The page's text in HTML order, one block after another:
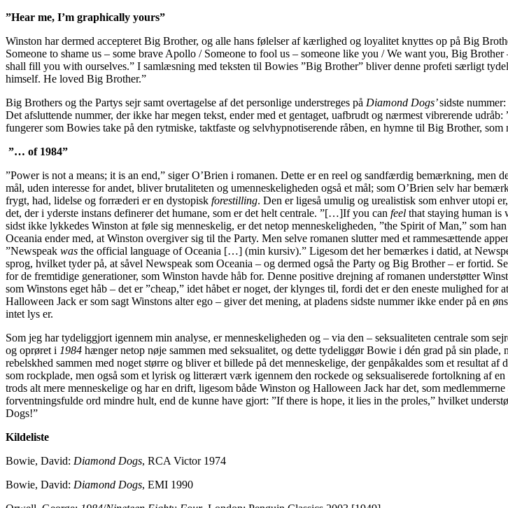
”Hear me, I’m graphically yours”
Winston har dermed accepteret Big Brother, og alle hans følelser af kærlighed og loyalitet knyttes op på Big
Someone to shame us – some brave Apollo / Someone to fool us – someone like you / We want you, Big
shall fill you with ourselves.” I samlæsning med teksten til Bowies ”Big Brother” bliver denne profeti særligt
himself. He loved Big Brother.”
Big Brothers og the Partys sejr samt overtagelse af det personlige understreges på Diamond Dogs’sidste
Det afsluttende nummer, der ikke har megen tekst, ender med et gentaget, uafbrudt og nærmest vibrerende
fungerer som Bowies take på den rytmiske, taktfaste og selvhypnotiserende råben, en hymne til Big Brother,
”… of 1984”
”Power is not a means; it is an end,” siger O’Brien i romanen. Dette er en reel og sandfærdig bemærkning, men
mål, uden interesse for andet, bliver brutaliteten og umenneskeligheden også et mål; som O’Brien selv har
frygt, had, lidelse og forræderi er en dystopisk forestilling. Den er ligeså umulig og urealistisk som enhver utopi
det, der i yderste instans definerer det humane, som er det helt centrale. ”[…]If you can feel that staying human is
sidst ikke lykkedes Winston at føle sig menneskelig, er det netop menneskeligheden, ”the Spirit of Man,” som
Oceania ender med, at Winston overgiver sig til the Party. Men selve romanen slutter med et rammesættende
”Newspeak was the official language of Oceania […] (min kursiv).” Ligesom det her bemærkes i datid, at
sprog, hvilket tyder på, at såvel Newspeak som Oceania – og dermed også the Party og Big Brother – er
for de fremtidige generationer, som Winston havde håb for. Denne positive drejning af romanen understøtter
som Winstons eget håb – det er ”cheap,” idet håbet er noget, der klynges til, fordi det er den eneste mulighed
Halloween Jack er som sagt Winstons alter ego – giver det mening, at pladens sidste nummer ikke ender på en
intet lys er.
Som jeg har tydeliggjort igennem min analyse, er menneskeligheden og – via den – seksualiteten centrale som
og oprøret i 1984 hænger netop nøje sammen med seksualitet, og dette tydeliggør Bowie i dén grad på sin
rebelskhed sammen med noget større og bliver et billede på det menneskelige, der genpåkaldes som et resultat
som rockplade, men også som et lyrisk og litterært værk igennem den rockede og seksualiserede fortolkning af
trods alt mere menneskelige og har en drift, ligesom både Winston og Halloween Jack har det, som
forventningsfulde ord mindre hult, end de kunne have gjort: ”If there is hope, it lies in the proles,” hvilket
Dogs!”
Kildeliste
Bowie, David: Diamond Dogs, RCA Victor 1974
Bowie, David: Diamond Dogs, EMI 1990